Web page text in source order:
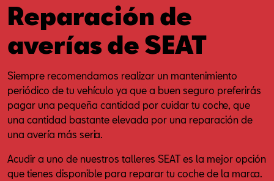
Reparación de
averías de SEAT
Siempre recomendamos realizar un mantenimiento
periódico de tu vehículo ya que a buen seguro preferirás
pagar una pequeña cantidad por cuidar tu coche, que
una cantidad bastante elevada por una reparación de
una avería más seria.
Acudir a uno de nuestros talleres SEAT es la mejor opción
que tienes disponible para reparar tu coche de la marca.